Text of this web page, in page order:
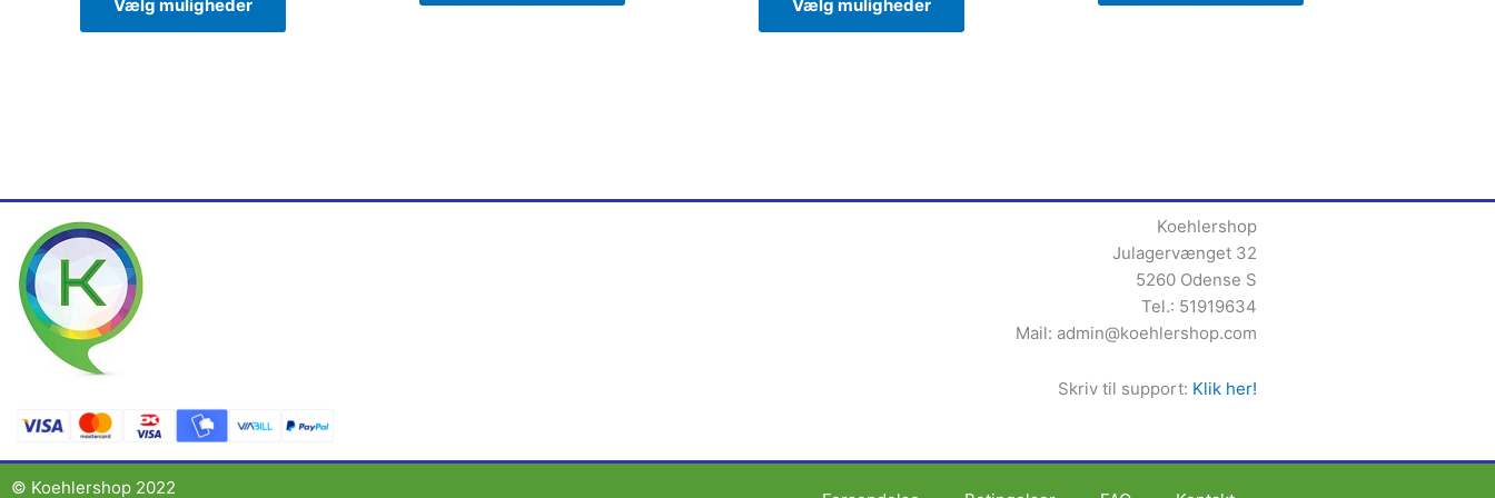
Vælg muligheder Vælg muligheder
Koehlershop
Julagervænget 32
5260 Odense S
Tel.: 51919634
Mail: admin@koehlershop.com
Skriv til support: Klik her!
© Koehlershop 2022